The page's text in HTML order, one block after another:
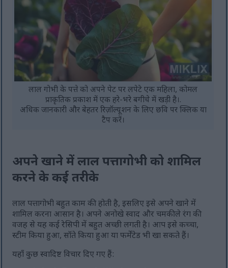
लाल गोभी के पत्ते को अपने पेट पर लपेटे एक महिला, कोमल
प्राकृतिक प्रकाश में एक हरे-भरे बगीचे में खड़ी है।.
अधिक जानकारी और बेहतर रिज़ॉल्यूशन के लिए छवि पर क्लिक या
टैप करें।
अपने खाने में लाल पत्तागोभी को शामिल
करने के कई तरीके
लाल पत्तागोभी बहुत काम की होती है, इसलिए इसे अपने खाने में
शामिल करना आसान है। अपने अनोखे स्वाद और चमकीले रंग की
वजह से यह कई रेसिपी में बहुत अच्छी लगती है। आप इसे कच्चा,
स्टीम किया हुआ, सॉते किया हुआ या फर्मेंटेड भी खा सकते हैं।
यहाँ कुछ स्वादिष्ट विचार दिए गए हैं: